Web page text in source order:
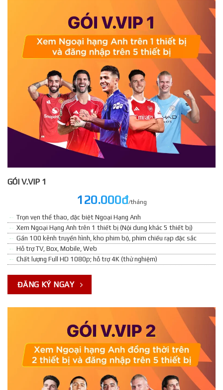
GÓI V.VIP 1
120.000đ/tháng
Trọn vẹn thể thao, đặc biệt Ngoại Hạng Anh
Xem Ngoại Hạng Anh trên 1 thiết bị (Nội dung khác 5 thiết bị)
Gần 100 kênh truyền hình, kho phim bộ, phim chiếu rạp đặc sắc
Hỗ trợ TV, Box, Mobile, Web
Chất lượng Full HD 1080p; hỗ trợ 4K (thử nghiệm)
ĐĂNG KÝ NGAY